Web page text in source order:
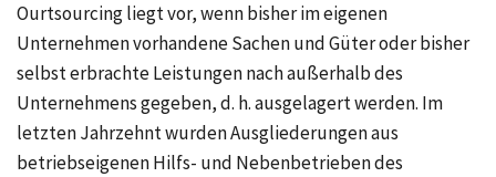
Ourtsourcing liegt vor, wenn bisher im eigenen
Unternehmen vorhandene Sachen und Güter oder bisher
selbst erbrachte Leistungen nach außerhalb des
Unternehmens gegeben, d. h. ausgelagert werden. Im
letzten Jahrzehnt wurden Ausgliederungen aus
betriebseigenen Hilfs- und Nebenbetrieben des